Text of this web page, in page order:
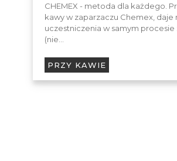
CHEMEX - metoda dla każdego.
kawy w zaparzaczu Chemex, daje
uczestniczenia w samym procesie
(nie…
PRZY KAWIE